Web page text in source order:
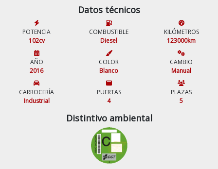
Datos técnicos
POTENCIA
102cv
COMBUSTIBLE
Diesel
KILÓMETROS
123000km
AÑO
2016
COLOR
Blanco
CAMBIO
Manual
CARROCERÍA
Industrial
PUERTAS
4
PLAZAS
5
Distintivo ambiental